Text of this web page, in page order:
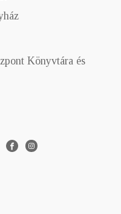
Könyvtára és
FacebookInstagram